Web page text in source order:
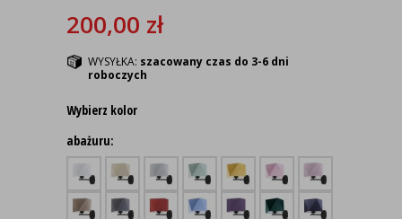
200,00 zł
WYSYŁKA: szacowany czas do 3-6 dni
roboczych
Wybierz kolor
abażuru: